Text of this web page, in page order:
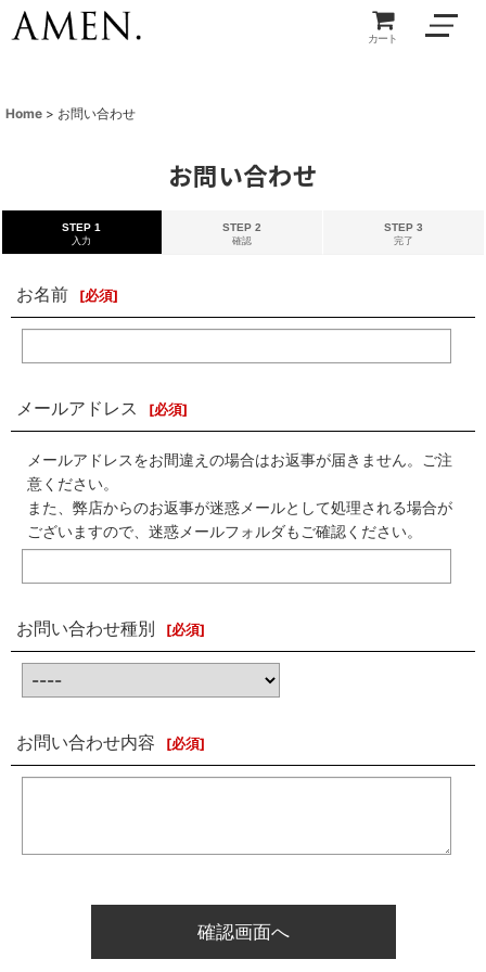
カート
Home > お問い合わせ
お問い合わせ
STEP 1
入力
STEP 2
確認
STEP 3
完了
お名前 [必須]
メールアドレス [必須]
メールアドレスをお間違えの場合はお返事が届きません。ご注
意ください。
また、弊店からのお返事が迷惑メールとして処理される場合が
ございますので、迷惑メールフォルダもご確認ください。
お問い合わせ種別 [必須]
お問い合わせ内容 [必須]
確認画面へ